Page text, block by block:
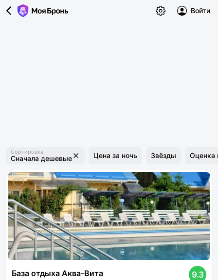
Войти
Сортировка
Сначала дешевые Цена за ночь Звёзды Оценка
База отдыха Аква-Вита 9.3